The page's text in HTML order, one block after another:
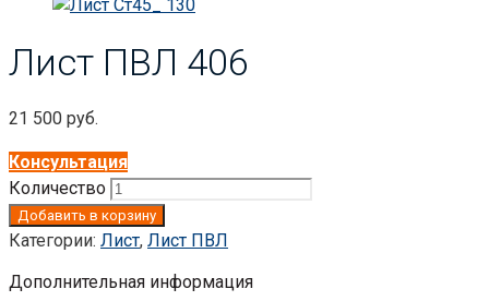
Лист ПВЛ 406
21 500 руб.
Консультация
Количество
Добавить в корзину
Категории: Лист, Лист ПВЛ
Дополнительная информация